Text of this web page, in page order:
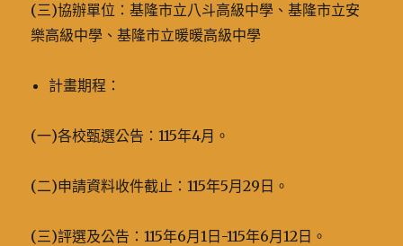
(三)協辦單位：基隆市立八斗高級中學、基隆市立安
樂高級中學、基隆市立暖暖高級中學
計畫期程：
(一)各校甄選公告：115年4月。
(二)申請資料收件截止：115年5月29日。
(三)評選及公告：115年6月1日-115年6月12日。